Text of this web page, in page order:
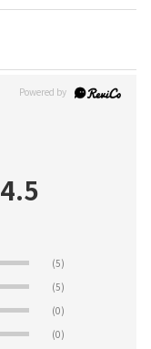
4.5
(5)
(5)
(0)
(0)